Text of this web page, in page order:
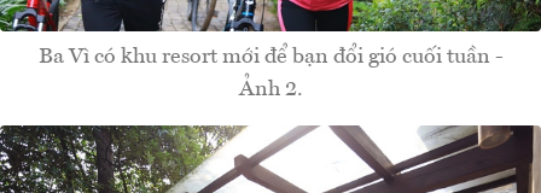
Ba Vì có khu resort mới để bạn đổi gió cuối tuần -
Ảnh 2.